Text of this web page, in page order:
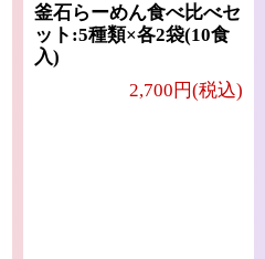
釜石らーめん食べ比べセ
ット:5種類×各2袋(10食
入)
2,700円(税込)